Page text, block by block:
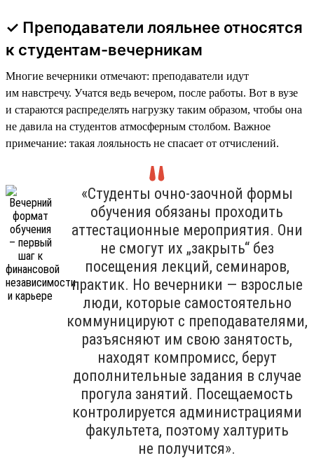
✓ Преподаватели лояльнее относятся
к студентам-вечерникам
Многие вечерники отмечают: преподаватели идут
им навстречу. Учатся ведь вечером, после работы. Вот в вузе
и стараются распределять нагрузку таким образом, чтобы она
не давила на студентов атмосферным столбом. Важное
примечание: такая лояльность не спасает от отчислений.
«Студенты очно-заочной формы
обучения обязаны проходить
аттестационные мероприятия. Они
не смогут их „закрыть“ без
посещения лекций, семинаров,
практик. Но вечерники — взрослые
люди, которые самостоятельно
коммуницируют с преподавателями,
разъясняют им свою занятость,
находят компромисс, берут
дополнительные задания в случае
прогула занятий. Посещаемость
контролируется администрациями
факультета, поэтому халтурить
не получится».